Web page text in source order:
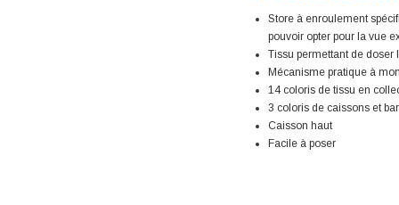
Store à enroulement
pouvoir opter pour la vue
Tissu permettant de doser
Mécanisme pratique à
14 coloris de tissu en
3 coloris de caissons et
Caisson haut
Facile à poser